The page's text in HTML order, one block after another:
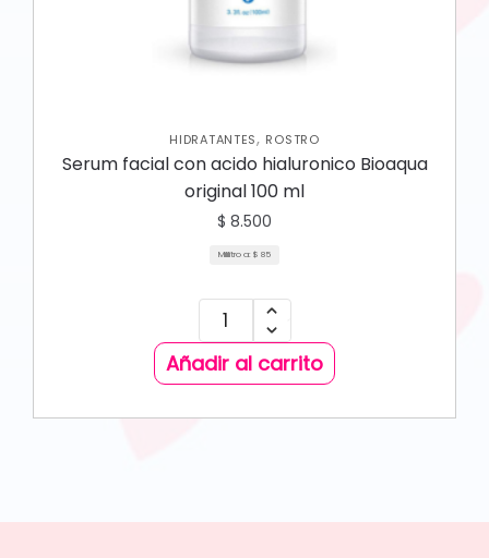
HIDRATANTES, ROSTRO
Serum facial con acido hialuronico Bioaqua
original 100 ml
$ 8.500
Mililitro a: $ 85
Añadir al carrito